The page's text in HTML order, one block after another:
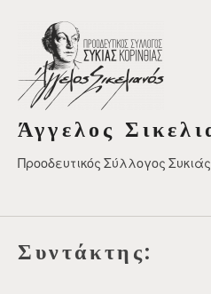
content
Άγγελος
Προοδευτικός Σύλλογος
Συντάκτης: